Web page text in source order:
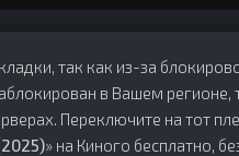
так как из-за
в Вашем
Переключите на тот
» на Киного бесплатно,